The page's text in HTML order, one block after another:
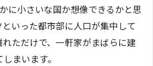
に小さいな国か想像できるかと思
いった都市部に人口が集中して
ただけで、一軒家がまばらに建
まいます。